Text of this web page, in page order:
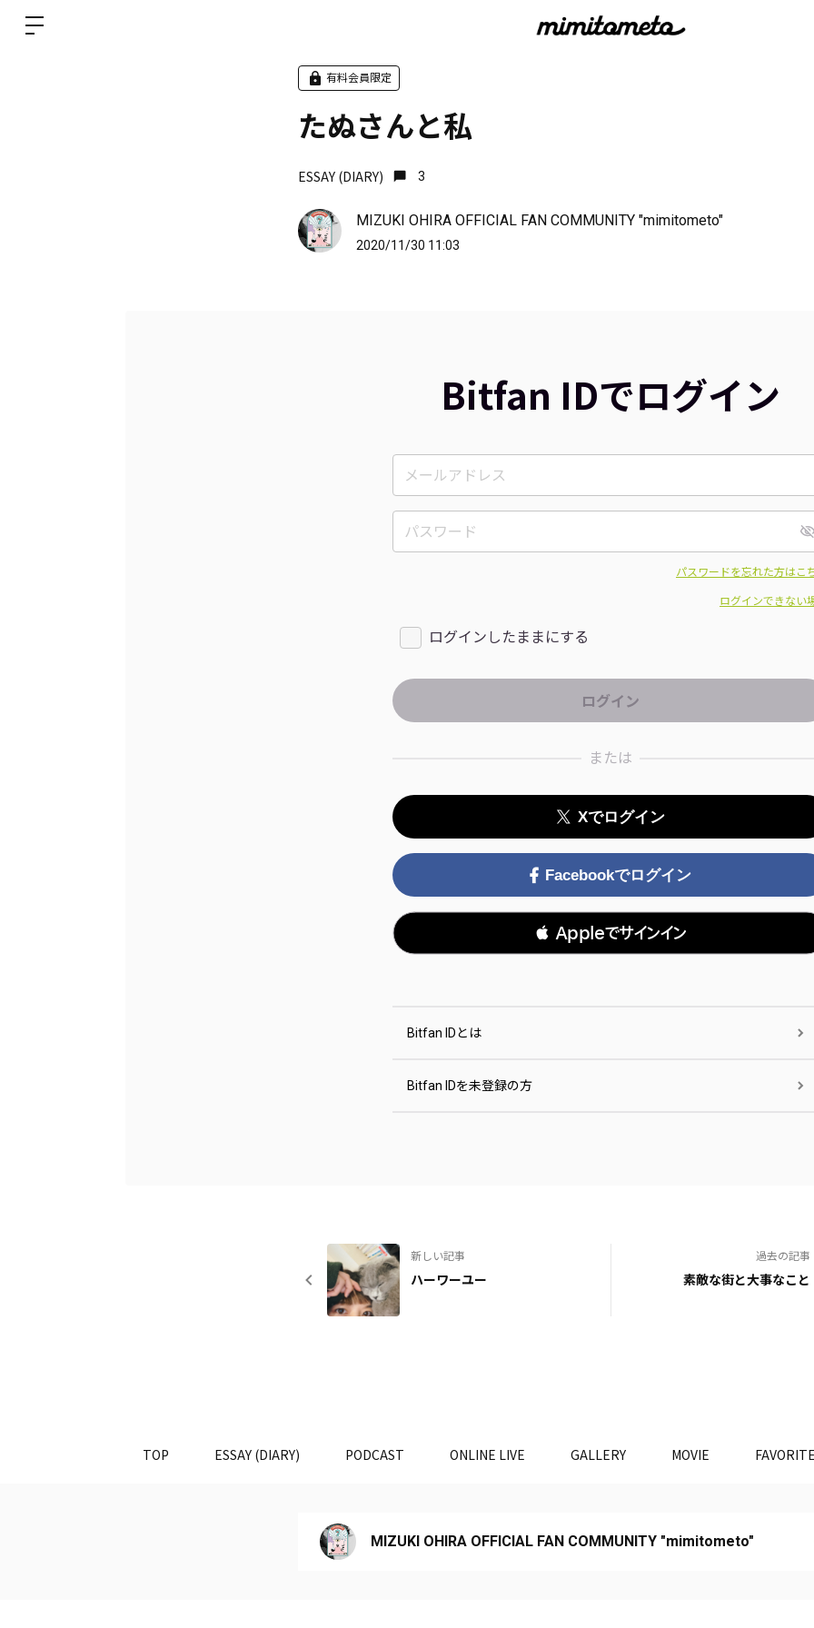
有料会員限定
たぬさんと私
ESSAY (DIARY) 3
MIZUKI OHIRA OFFICIAL FAN COMMUNITY "mimitometo"
2020/11/30 11:03
Bitfan IDでログイン
パスワードを忘れた方はこ
ログインできない
ログインしたままにする
または
Xでログイン
Facebookでログイン
 Appleでサインイン
Bitfan IDとは
Bitfan IDを未登録の方
新しい記事
ハーワーユー
過去の記事
素敵な街と大事なこと
TOP ESSAY (DIARY) PODCAST ONLINE LIVE GALLERY MOVIE
MIZUKI OHIRA OFFICIAL FAN COMMUNITY "mimitometo"